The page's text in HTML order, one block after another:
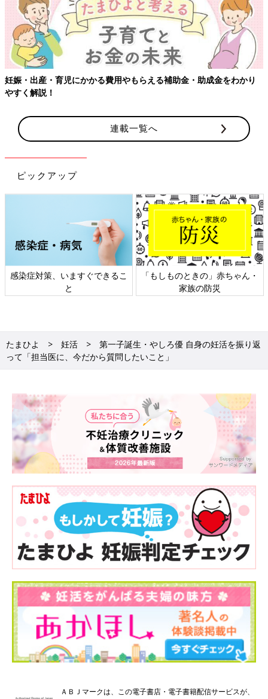
妊娠・出産・育児にかかる費用やもらえる補助金・助成金をわかり
やすく解説！
連載一覧へ
ピックアップ
感染症対策、いますぐできるこ
と
「もしものときの」赤ちゃん・
家族の防災
たまひよ 妊活
第一子誕生・やしろ優 自身の妊活を振り返
って「担当医に、今だから質問したいこと」
ＡＢＪマークは、この電子書店・電子書籍配信サービスが、